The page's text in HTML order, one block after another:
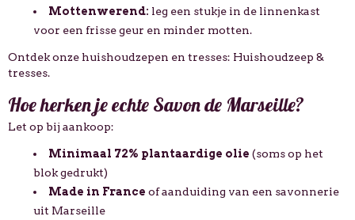
Mottenwerend: leg een stukje in de linnenkast
voor een frisse geur en minder motten.
Ontdek onze huishoudzepen en tresses: Huishoudzeep &
tresses
Hoe herken je echte Savon de Marseille?
Let op bij aankoop:
Minimaal 72% plantaardige olie (soms op het
blok gedrukt)
Made in France of aanduiding van een savonnerie
uit Marseille